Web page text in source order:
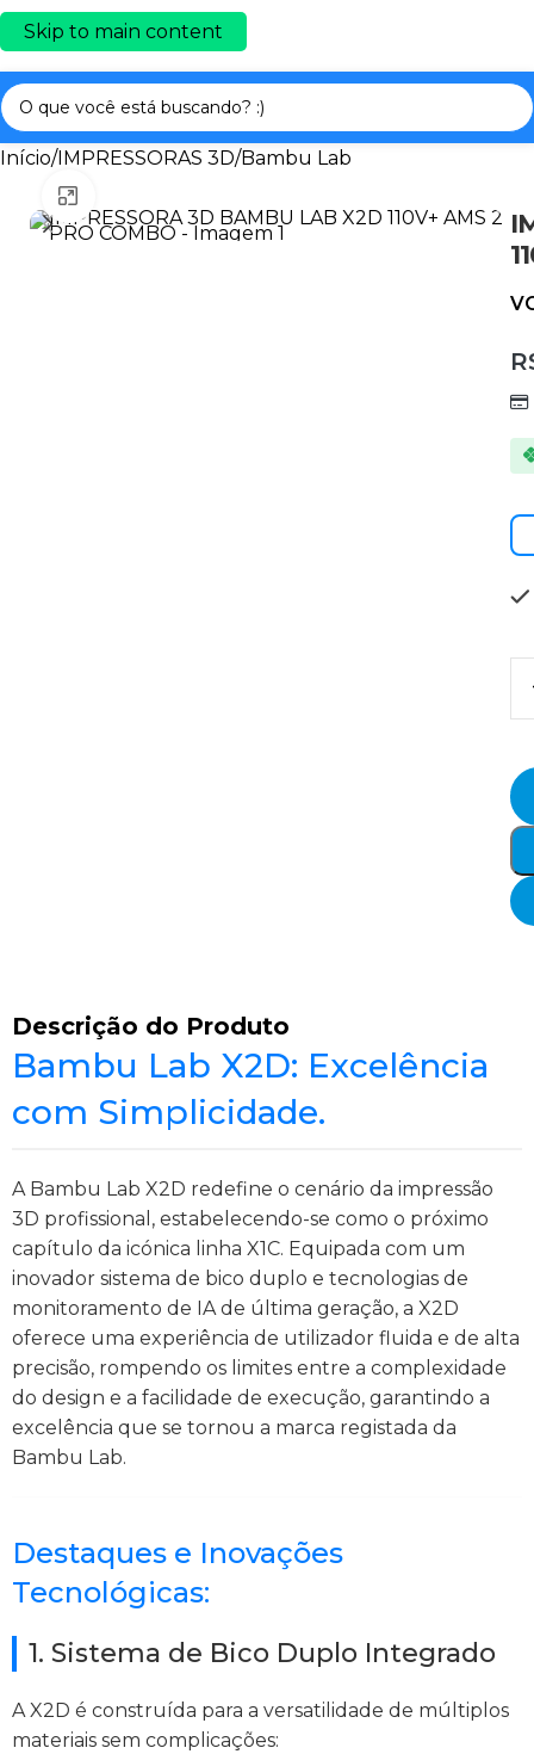
Skip to main content
Início/IMPRESSORAS 3D/Bambu Lab
Descrição do Produto
Bambu Lab X2D: Excelência
com Simplicidade.
A Bambu Lab X2D redefine o cenário da impressão
3D profissional, estabelecendo-se como o próximo
capítulo da icónica linha X1C. Equipada com um
inovador sistema de bico duplo e tecnologias de
monitoramento de IA de última geração, a X2D
oferece uma experiência de utilizador fluida e de alta
precisão, rompendo os limites entre a complexidade
do design e a facilidade de execução, garantindo a
excelência que se tornou a marca registada da
Bambu Lab.
Destaques e Inovações
Tecnológicas:
1. Sistema de Bico Duplo Integrado
A X2D é construída para a versatilidade de múltiplos
materiais sem complicações: